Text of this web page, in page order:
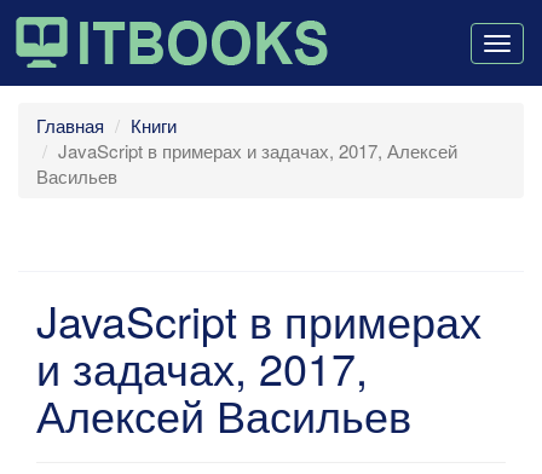
Главная
Книги
JavaScript в примерах и задачах, 2017, Алексей
Васильев
JavaScript в примерах
и задачах, 2017,
Алексей Васильев